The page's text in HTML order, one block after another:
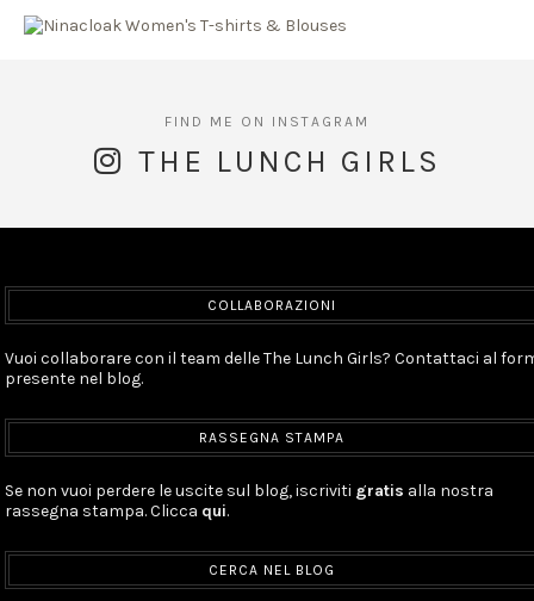
THE LUNCH GIRLS
COLLABORAZIONI
Vuoi collaborare con il team delle The Lunch Girls? Contattaci al
presente nel blog.
RASSEGNA STAMPA
Se non vuoi perdere le uscite sul blog, iscriviti gratis alla nostra
rassegna stampa. Clicca qui.
CERCA NEL BLOG